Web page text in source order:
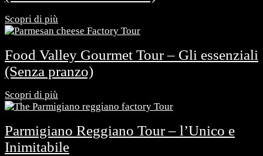
Scopri di più
Food Valley Gourmet Tour – Gli essenziali
(Senza pranzo)
Scopri di più
Parmigiano Reggiano Tour – l’Unico e
Inimitabile